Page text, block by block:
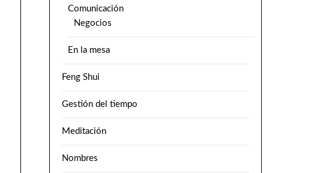
Comunicación
Negocios
En la mesa
Feng Shui
Gestión del tiempo
Meditación
Nombres